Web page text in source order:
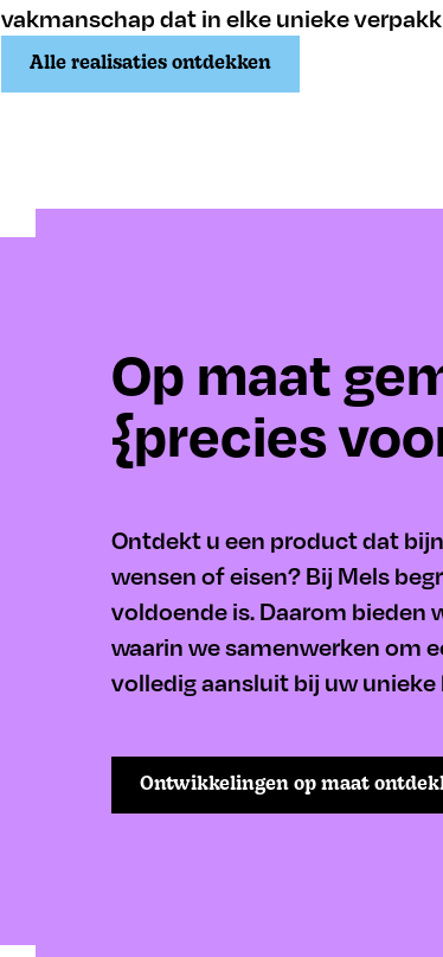
vakmanschap dat in elke unieke
Alle realisaties ontdekken
Op maat
{precies
Ontdekt u een product dat
wensen of eisen? Bij Mels
voldoende is. Daarom bieden
waarin we samenwerken om
volledig aansluit bij uw
Ontwikkelingen op maat